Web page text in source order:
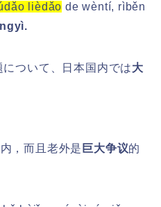
lièdǎo de wèntí, rìběn
について、日本国内では大
，而且老外是 巨大争议的